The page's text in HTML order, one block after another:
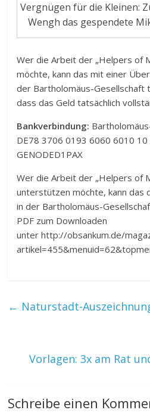
Vergnügen für die Kleinen:
Wengh das gespendete
Wer die Arbeit der „Helpers of
möchte, kann das mit einer
der Bartholomäus-Gesellschaft
dass das Geld tatsächlich
Bankverbindung:
DE78 3706 0193 6060 6010 10
GENODED1PAX
Wer die Arbeit der „Helpers of
unterstützen möchte, kann das
in der Bartholomäus-
PDF zum Downloaden
unter http://obsankum.de/
← Naturstadt-
Vorlagen: 3x am Rat
Schreibe einen